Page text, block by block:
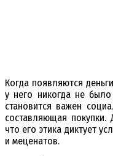
Когда появляются
у него никогда не
становится важен
составляющая
что его этика диктует
и меценатов.